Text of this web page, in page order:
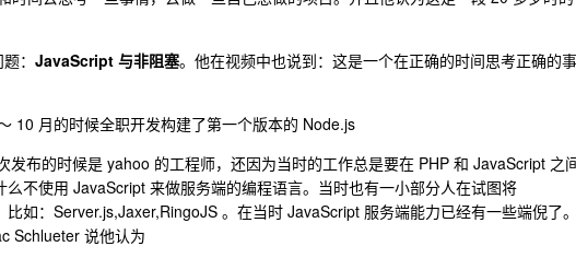
： JavaScript 与非阻塞。他在视频中也说到：这是一个在正确的时间思考正确的事
10 月的时候全职开发构建了第一个版本的 Node.js
发布的时候是 yahoo 的工程师，还因为当时的工作总是要在 PHP 和 JavaScript 之
不使用 JavaScript 来做服务端的编程语言。当时也有一小部分人在试图将
如：Server.js,Jaxer,RingoJS 。在当时 JavaScript 服务端能力已经有一些端倪了
Schlueter 说他认为